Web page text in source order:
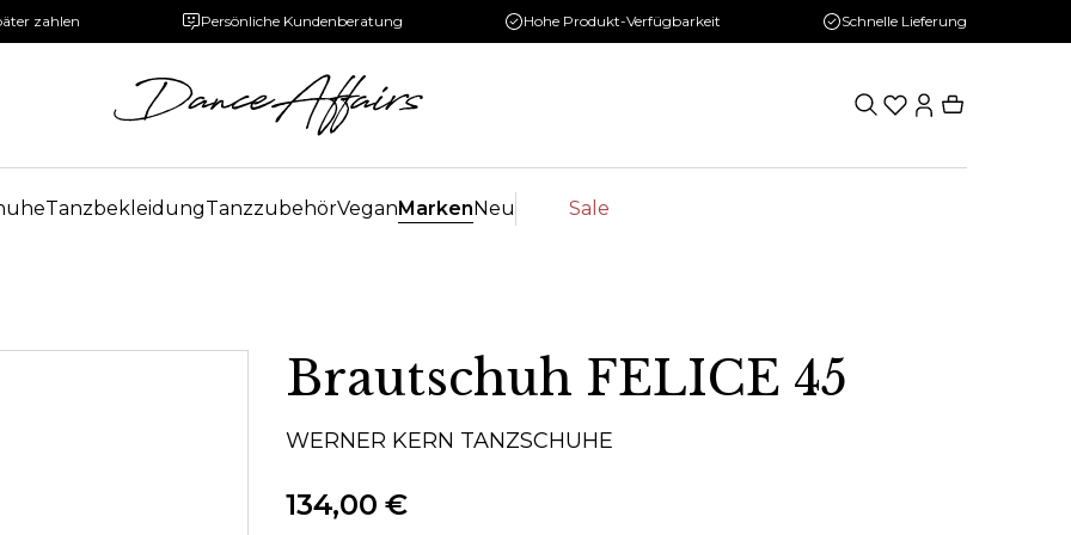
zahlen Persönliche Kundenberatung Hohe Produkt-Verfügbarkeit Schnelle Lieferung
TanzbekleidungTanzzubehörVeganMarkenNeu Sale
Brautschuh FELICE 45
WERNER KERN TANZSCHUHE
134,00 €